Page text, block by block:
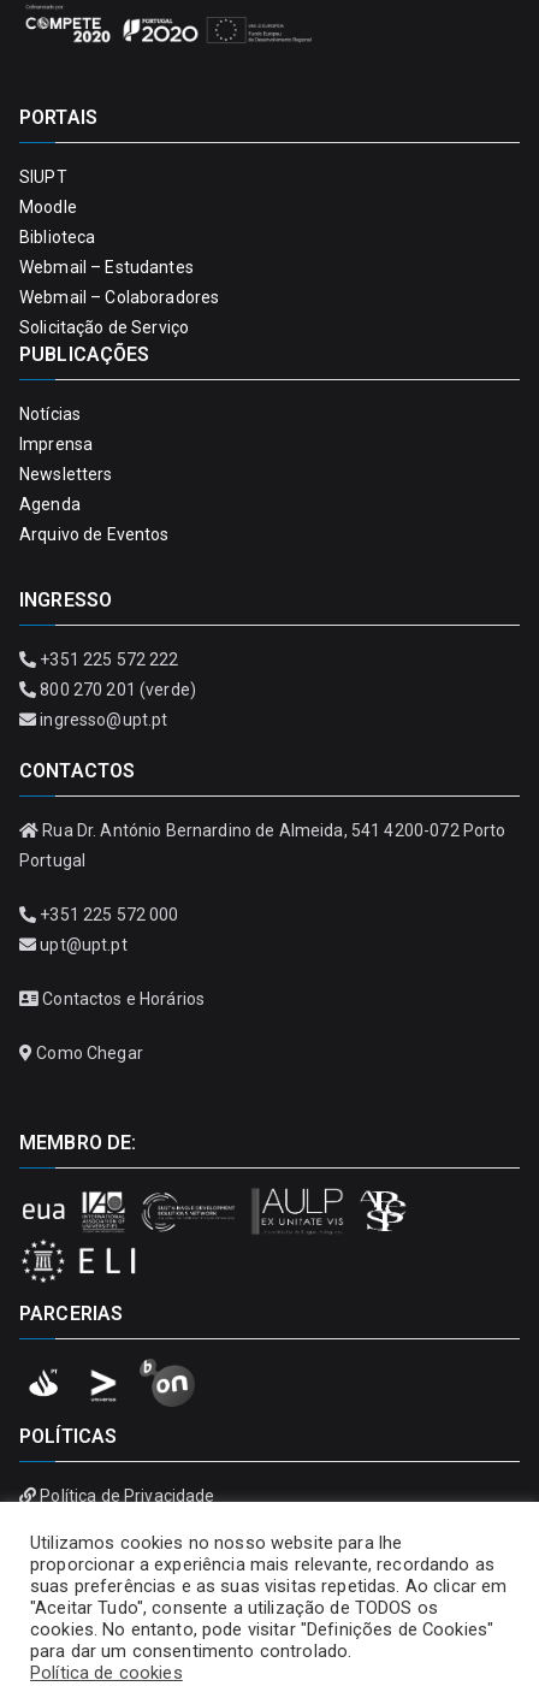
PORTAIS
SIUPT
Moodle
Biblioteca
Webmail – Estudantes
Webmail – Colaboradores
Solicitação de Serviço
PUBLICAÇÕES
Notícias
Imprensa
Newsletters
Agenda
Arquivo de Eventos
INGRESSO
+351 225 572 222
800 270 201 (verde)
ingresso@upt.pt
CONTACTOS
Rua Dr. António Bernardino de Almeida, 541 4200-072 Porto
Portugal
+351 225 572 000
upt@upt.pt
Contactos e Horários
Como Chegar
MEMBRO DE:
PARCERIAS
POLÍTICAS
Política de Privacidade
Utilizamos cookies no nosso website para lhe
proporcionar a experiência mais relevante, recordando as
suas preferências e as suas visitas repetidas. Ao clicar em
"Aceitar Tudo", consente a utilização de TODOS os
cookies. No entanto, pode visitar "Definições de Cookies"
para dar um consentimento controlado.
Política de cookies